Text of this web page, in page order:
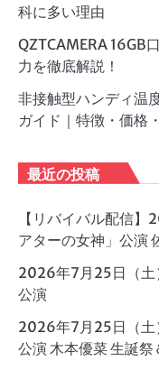
科に多い理由
QZTCAMERA 16GB
力を徹底解説！
非接触型ハンディ温
ガイド｜特徴・価格
最近の投稿
【リバイバル配信
アターの女神」公演
2026年7月25日（土
公演
2026年7月25日（土
公演 木本優菜 生誕祭